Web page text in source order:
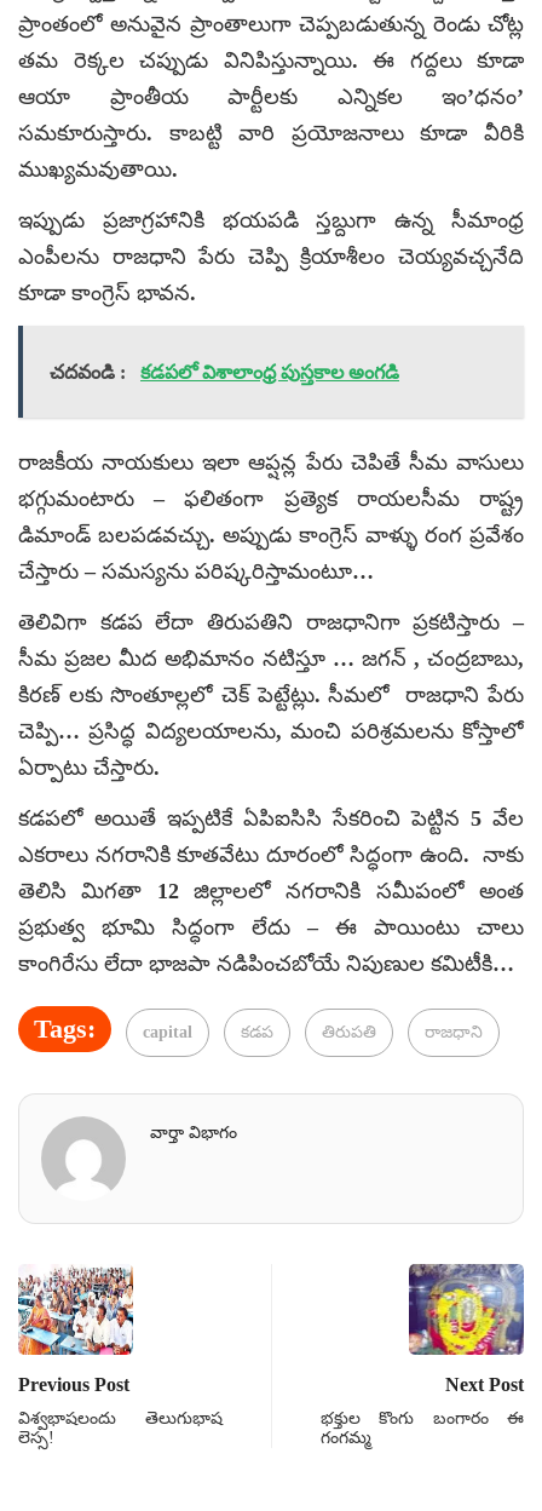
ప్రాంతంలో అనువైన ప్రాంతాలుగా చెప్పబడుతున్న రెండు చోట్ల
తమ రెక్కల చప్పుడు వినిపిస్తున్నాయి. ఈ గద్దలు కూడా
ఆయా ప్రాంతీయ పార్టీలకు ఎన్నికల ఇం’ధనం’
సమకూరుస్తారు. కాబట్టి వారి ప్రయోజనాలు కూడా వీరికి
ముఖ్యమవుతాయి.
ఇప్పుడు ప్రజాగ్రహానికి భయపడి స్తబ్దుగా ఉన్న సీమాంధ్ర
ఎంపీలను రాజధాని పేరు చెప్పి క్రియాశీలం చెయ్యవచ్చనేది
కూడా కాంగ్రెస్ భావన.
చదవండి : కడపలో విశాలాంధ్ర పుస్తకాల అంగడి
రాజకీయ నాయకులు ఇలా ఆప్షన్ల పేరు చెపితే సీమ వాసులు
భగ్గుమంటారు – ఫలితంగా ప్రత్యెక రాయలసీమ రాష్ట్ర
డిమాండ్ బలపడవచ్చు. అప్పుడు కాంగ్రెస్ వాళ్ళు రంగ ప్రవేశం
చేస్తారు – సమస్యను పరిష్కరిస్తామంటూ…
తెలివిగా కడప లేదా తిరుపతిని రాజధానిగా ప్రకటిస్తారు –
సీమ ప్రజల మీద అభిమానం నటిస్తూ … జగన్ , చంద్రబాబు,
కిరణ్ లకు సొంతూల్లలో చెక్ పెట్టేట్లు. సీమలో రాజధాని పేరు
చెప్పి… ప్రసిద్ధ విద్యలయాలను, మంచి పరిశ్రమలను కోస్తాలో
ఏర్పాటు చేస్తారు.
కడపలో అయితే ఇప్పటికే ఏపిఐసిసి సేకరించి పెట్టిన 5 వేల
ఎకరాలు నగరానికి కూతవేటు దూరంలో సిద్ధంగా ఉంది. నాకు
తెలిసి మిగతా 12 జిల్లాలలో నగరానికి సమీపంలో అంత
ప్రభుత్వ భూమి సిద్ధంగా లేదు – ఈ పాయింటు చాలు
కాంగిరేసు లేదా భాజపా నడిపించబోయే నిపుణుల కమిటీకి…
Tags: capital కడప తిరుపతి రాజధాని
వార్తా విభాగం
Previous Post
విశ్వభాషలందు తెలుగుభాష
లెస్స!
Next Post
భక్తుల కొంగు బంగారం ఈ
గంగమ్మ